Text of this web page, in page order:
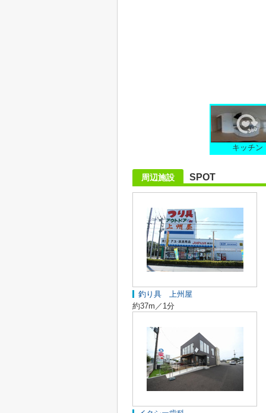
キッチン
周辺施設 SPOT
釣り具 上州屋
約37m／1分